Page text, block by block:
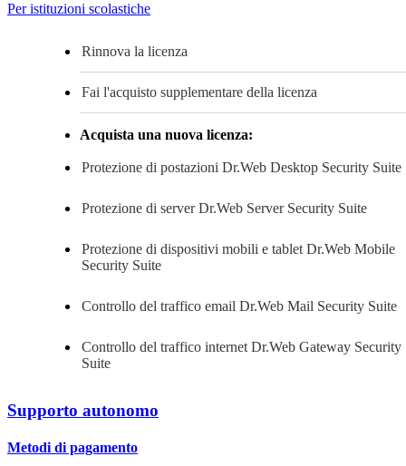
Per istituzioni scolastiche
Rinnova la licenza
Fai l'acquisto supplementare della licenza
Acquista una nuova licenza:
Protezione di postazioni Dr.Web Desktop Security Suite
Protezione di serverDr.Web Server Security Suite
Protezione di dispositivi mobili e tablet Dr.Web Mobile
Security Suite
Controllo del traffico email Dr.Web Mail Security Suite
Controllo del traffico internet Dr.Web Gateway Security
Suite
Supporto autonomo
Metodi di pagamento